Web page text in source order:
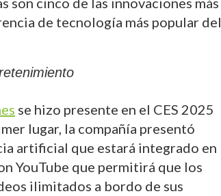
de tecnología más popular del
se hizo presente en el CES 2025
lugar, la compañía presentó
artificial que estará integrado en
YouTube que permitirá que los
ilimitados a bordo de sus